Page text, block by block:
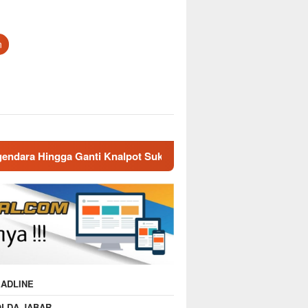
Sukarela Sikat Kejahatan Jalanan di Jabar, 413